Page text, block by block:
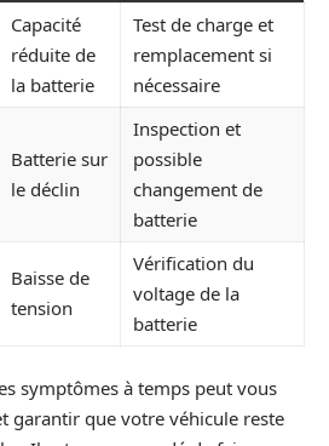
Capacité
réduite de
la batterie
Test de charge et
remplacement si
nécessaire
Batterie sur
le déclin
Inspection et
possible
changement de
batterie
Baisse de
tension
Vérification du
voltage de la
batterie
symptômes à temps peut vous
garantir que votre véhicule reste